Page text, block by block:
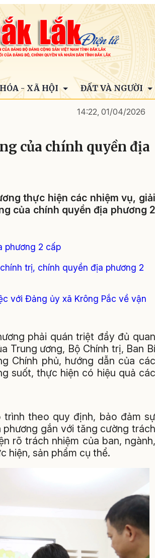
- XÃ HỘI ĐẤT VÀ NGƯỜI
14:22, 01/04/2026
của chính quyền địa
thực hiện các nhiệm vụ, giải
của chính quyền địa phương 2
phương 2 cấp
trị, chính quyền địa phương 2
với Đảng ủy xã Krông Pắc về vận
phải quán triệt đầy đủ quan
Trung ương, Bộ Chính trị, Ban Bí
Chính phủ, hướng dẫn của các
suốt, thực hiện có hiệu quả các
theo quy định, bảo đảm sự
gắn với tăng cường trách
rõ trách nhiệm của ban, ngành,
hiện, sản phẩm cụ thể.